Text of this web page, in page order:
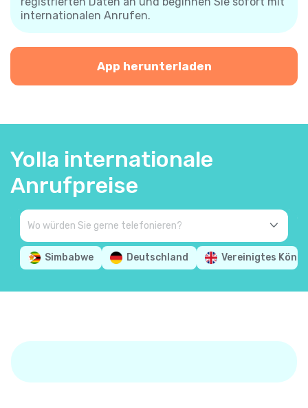
internationalen Anrufen.
App herunterladen
Yolla internationale
Anrufpreise
Simbabwe Deutschland Vereinigtes